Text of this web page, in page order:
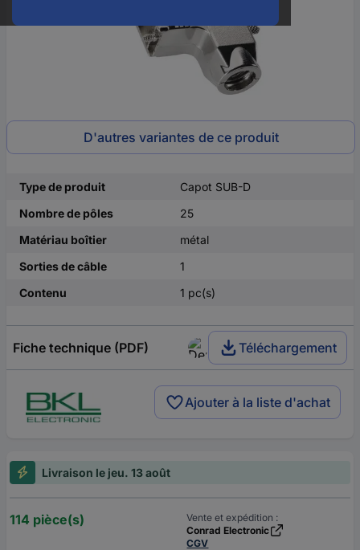
D'autres variantes de ce produit
Type de produit
Capot SUB-D
Nombre de pôles
25
Matériau boîtier
métal
Sorties de câble
1
Contenu
1 pc(s)
Fiche technique (PDF) Téléchargement
Ajouter à la liste d'achat
Livraison le jeu. 13 août
114 pièce(s)
Vente et expédition :
Conrad Electronic
CGV